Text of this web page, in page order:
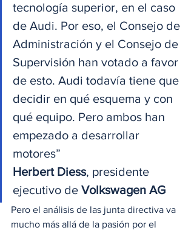
tecnología superior, en el caso
de Audi. Por eso, el Consejo de
Administración y el Consejo de
Supervisión han votado a favor
de esto. Audi todavía tiene que
decidir en qué esquema y con
qué equipo. Pero ambos han
empezado a desarrollar
motores”
Herbert Diess, presidente
ejecutivo de Volkswagen AG
Pero el análisis de las junta directiva va
mucho más allá de la pasión por el